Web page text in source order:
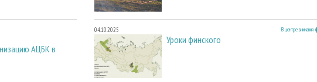
АЦБК в
04.10.2025 В центре внимания
Уроки финского